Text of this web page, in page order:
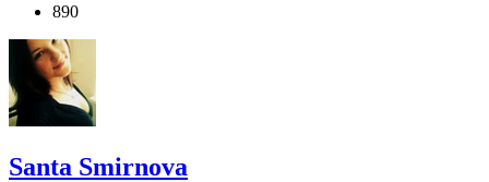
890
Santa Smirnova